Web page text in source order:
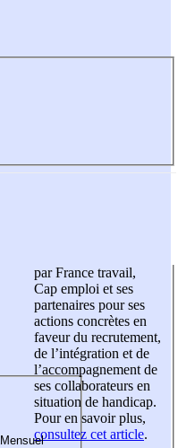
par France travail,
Cap emploi et ses
partenaires pour ses
actions concrètes en
faveur du recrutement,
de l’intégration et de
l’accompagnement de
ses collaborateurs en
situation de handicap.
Pour en savoir plus,
consultez cet article.